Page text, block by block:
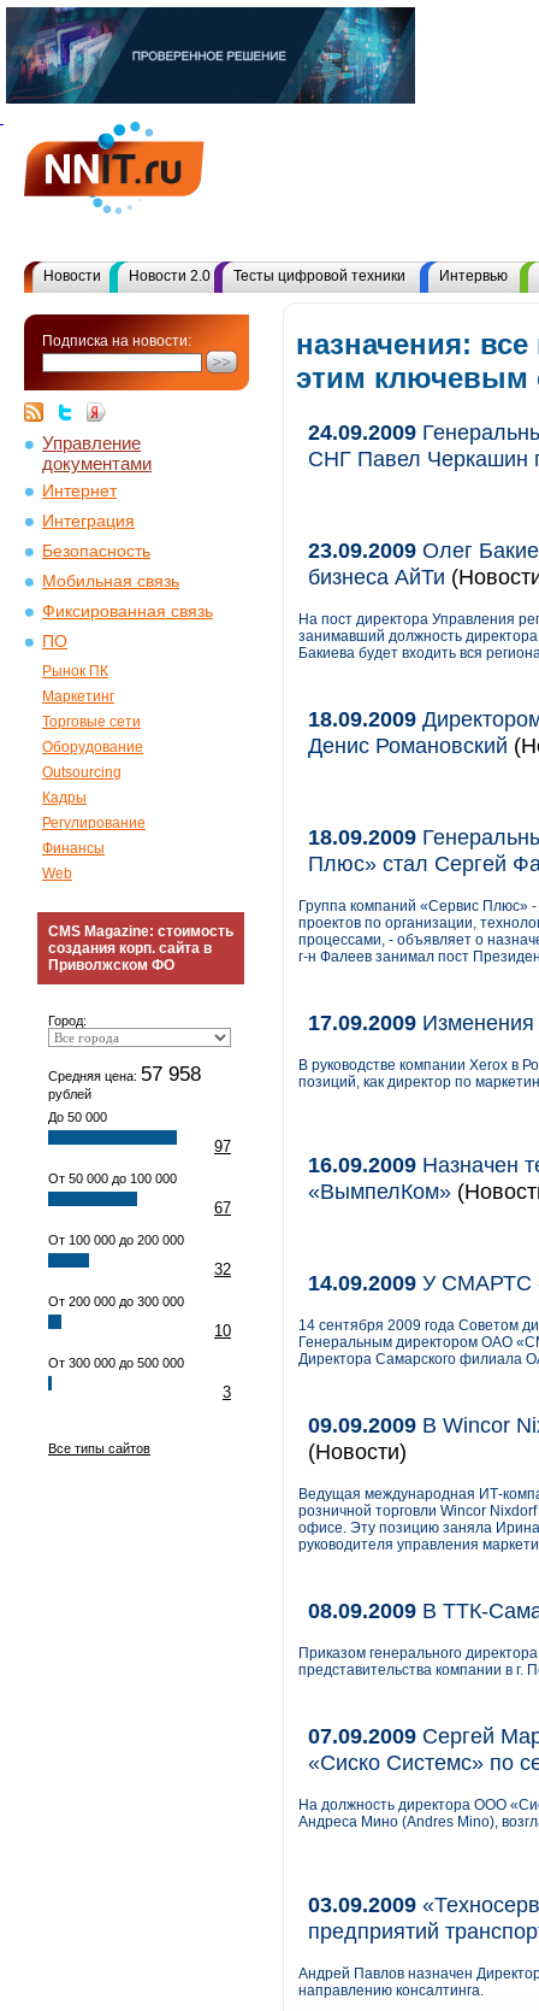
Новости Новости 2.0 Тесты цифровой техники Интервью
Подписка на новости:
Управление
документами
Интернет
Интеграция
Безопасность
Мобильная связь
Фиксированная связь
ПО
Рынок ПК
Маркетинг
Торговые сети
Оборудование
Outsourcing
Кадры
Регулирование
Финансы
Web
CMS Magazine: стоимость
создания корп. сайта в
Приволжском ФО
Город:
Средняя цена: 57 958
рублей
До 50 000
97
От 50 000 до 100 000
67
От 100 000 до 200 000
32
От 200 000 до 300 000
10
От 300 000 до 500 000
3
Все типы сайтов
назначения:
этим ключевым
24.09.2009
СНГ Павел Черкашин
23.09.2009 Олег
бизнеса АйТи
На пост директора Управления
занимавший должность
Бакиева будет входить вся
18.09.2009
Денис Романовский
18.09.2009
Плюс» стал Сергей
Группа компаний «Сервис Плюс»
проектов по организации,
процессами, - объявляет о
г-н Фалеев занимал пост
17.09.2009 Изменения
В руководстве компании Xerox в
позиций, как директор по
16.09.2009 Назначен
«ВымпелКом»
14.09.2009 У СМАРТС -
14 сентября 2009 года Советом
Генеральным директором ОАО
Директора Самарского филиала
09.09.2009 В Wincor
(Новости)
Ведущая международная ИТ-
розничной торговли Wincor
офисе. Эту позицию заняла
руководителя управления
08.09.2009 В ТТК-
Приказом генерального
представительства компании в г.
07.09.2009 Сергей
«Сиско Системс» по
На должность директора ООО
Андреса Мино (Andres Mino),
03.09.2009
предприятий
Андрей Павлов назначен
направлению консалтинга.